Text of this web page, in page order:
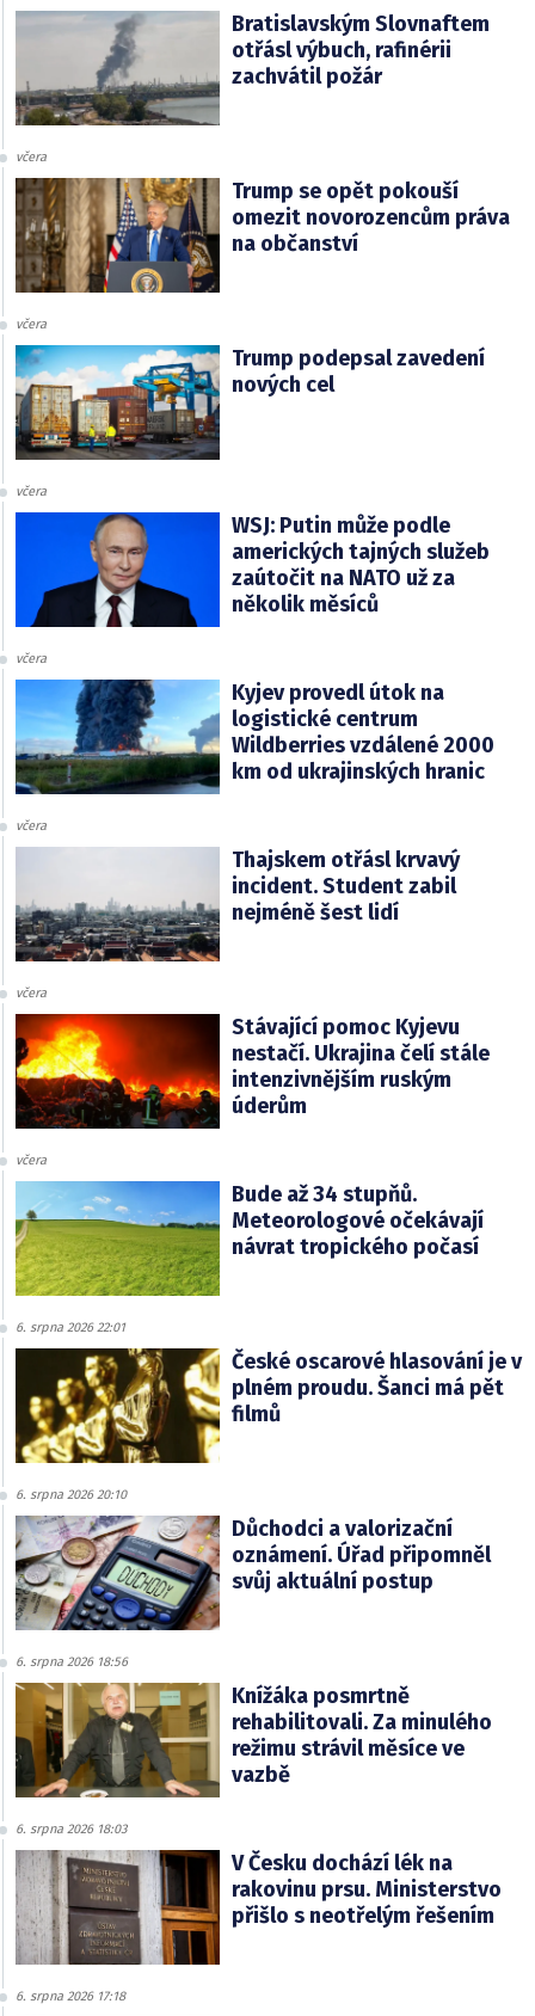
Bratislavským Slovnaftem
otřásl výbuch, rafinérii
zachvátil požár
včera
Trump se opět pokouší
omezit novorozencům práva
na občanství
včera
Trump podepsal zavedení
nových cel
včera
WSJ: Putin může podle
amerických tajných služeb
zaútočit na NATO už za
několik měsíců
včera
Kyjev provedl útok na
logistické centrum
Wildberries vzdálené 2000
km od ukrajinských hranic
včera
Thajskem otřásl krvavý
incident. Student zabil
nejméně šest lidí
včera
Stávající pomoc Kyjevu
nestačí. Ukrajina čelí stále
intenzivnějším ruským
úderům
včera
Bude až 34 stupňů.
Meteorologové očekávají
návrat tropického počasí
6. srpna 2026 22:01
České oscarové hlasování je v
plném proudu. Šanci má pět
filmů
6. srpna 2026 20:10
Důchodci a valorizační
oznámení. Úřad připomněl
svůj aktuální postup
6. srpna 2026 18:56
Knížáka posmrtně
rehabilitovali. Za minulého
režimu strávil měsíce ve
vazbě
6. srpna 2026 18:03
V Česku dochází lék na
rakovinu prsu. Ministerstvo
přišlo s neotřelým řešením
6. srpna 2026 17:18